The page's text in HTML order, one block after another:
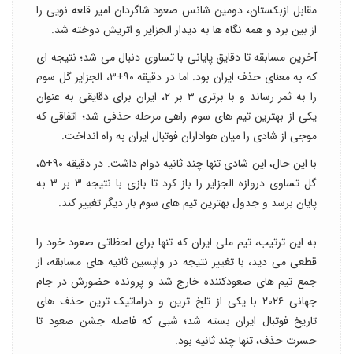
مقابل ازبکستان، دومین شانس صعود شاگردان امیر قلعه نویی را
از بین برد و همه نگاه ها به دیدار الجزایر و اتریش دوخته شد.
آخرین مسابقه تا دقایق پایانی با تساوی دنبال می شد؛ نتیجه ای
که به معنای حذف ایران بود. اما در دقیقه ۹۰+۳، الجزایر گل سوم
را به ثمر رساند و با برتری ۳ بر ۲، ایران برای دقایقی به عنوان
یکی از بهترین تیم های سوم راهی مرحله حذفی شد؛ اتفاقی که
موجی از شادی را میان هواداران فوتبال ایران به راه انداخت.
با این حال، این شادی تنها چند ثانیه دوام داشت. در دقیقه ۹۰+۵،
گل تساوی دروازه الجزایر را باز کرد تا بازی با نتیجه ۳ بر ۳ به
پایان برسد و جدول بهترین تیم های سوم بار دیگر تغییر کند.
به این ترتیب، تیم ملی ایران که تنها برای لحظاتی صعود خود را
قطعی می دید، با تغییر نتیجه در واپسین ثانیه های مسابقه، از
جمع تیم های صعودکننده خارج شد و پرونده حضورش در جام
جهانی ۲۰۲۶ با یکی از تلخ ترین و دراماتیک ترین حذف های
تاریخ فوتبال ایران بسته شد؛ شبی که فاصله جشن صعود تا
حسرت حذف، تنها چند ثانیه بود.